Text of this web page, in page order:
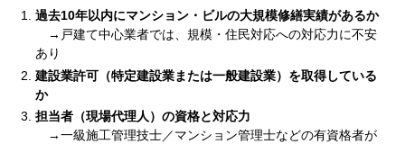
過去10年以内にマンション・ビルの大規模修繕実績があるか
→戸建て中心業者では、規模・住民対応への対応力に不安
あり
建設業許可（特定建設業または一般建設業）を取得している
か
担当者（現場代理人）の資格と対応力
→一級施工管理技士／マンション管理士などの有資格者が